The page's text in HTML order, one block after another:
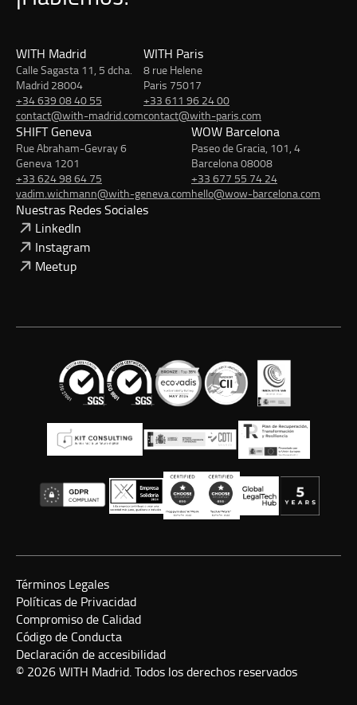
WITH Madrid
Calle Sagasta 11, 5 dcha.
Madrid 28004
+34 639 08 40 55
contact@with-madrid.com
WITH Paris
8 rue Helene
Paris 75017
+33 611 96 24 00
contact@with-paris.com
SHIFT Geneva
Rue Abraham-Gevray 6
Geneva 1201
+33 624 98 64 75
vadim.wichmann@with-geneva.com
WOW Barcelona
Paseo de Gracia, 101, 4
Barcelona 08008
+33 677 55 74 24
hello@wow-barcelona.com
Nuestras Redes Sociales
LinkedIn
Instagram
Meetup
Términos Legales
Políticas de Privacidad
Compromiso de Calidad
Código de Conducta
Declaración de accesibilidad
© 2026 WITH Madrid. Todos los derechos reservados